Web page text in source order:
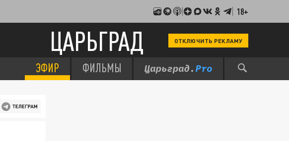
18+
ЦАРЬГРАД ОТКЛЮЧИТЬ РЕКЛАМУ
ЭФИР ФИЛЬМЫ